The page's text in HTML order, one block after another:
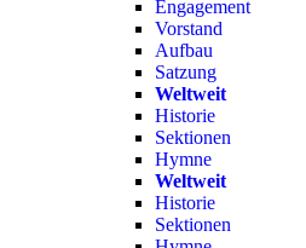
Engagement
Vorstand
Aufbau
Satzung
Weltweit
Historie
Sektionen
Hymne
Weltweit
Historie
Sektionen